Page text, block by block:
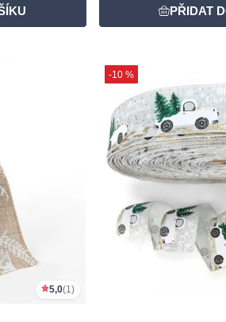
5,0(1)
-10 %